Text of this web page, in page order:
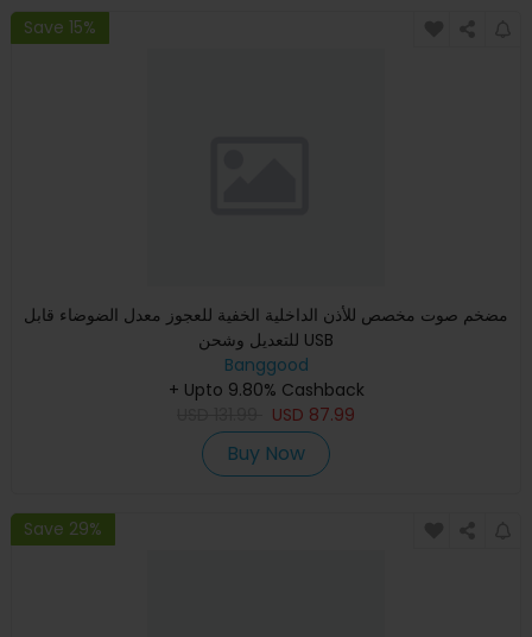
Save 15%
مضخم صوت مخصص للأذن الداخلية الخفية للعجوز معدل الضوضاء قابل
للتعديل وشحن USB
Banggood
+ Upto 9.80% Cashback
USD 87.99
Buy Now
Save 29%